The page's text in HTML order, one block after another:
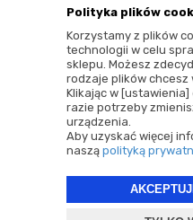
Polityka plików
Korzystamy z plików
technologii w celu
sklepu. Możesz
rodzaje plików chcesz
Klikając w [ustawienia]
razie potrzeby
urządzenia.
Aby uzyskać więcej
naszą polityką
Nomos Sp. z o.o.
ul. Agrestowa 1
83-010 Rekcin
2026 ©